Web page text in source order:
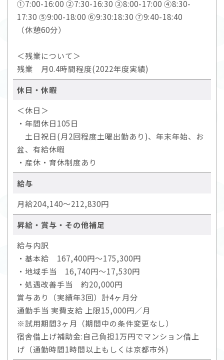
①7:00-16:00 ②7:30-16:30 ③8:00-17:00 ④8:30-
17:30 ⑤9:00-18:00 ⑥9:30:18:30 ⑦9:40-18:40
（休憩60分）
＜残業について＞
残業 月0.4時間程度(2022年度実績)
休日・休暇
＜休日＞
・年間休日105日
土日祝日(月2回程度土曜出勤あり)、年末年始、お
盆、有給休暇
・産休・育休制度あり
給与
月給204,140～212,830円
昇給・賞与・その他補足
給与内訳
・基本給 167,400円～175,300円
・地域手当 16,740円～17,530円
・処遇改善手当 約20,000円
賞与あり（実績年3回）計4ヶ月分
通勤手当 実費支給 上限15,000円／月
※試用期間3ヶ月（期間中の条件変更なし）
宿舎借上げ補助金:自己負担1万円でマンション借上
げ（通勤時間1時間以上もしくは京都市外)